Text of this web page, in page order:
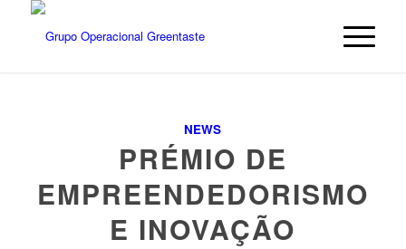
NEWS
PRÉMIO DE
EMPREENDEDORISMO
E INOVAÇÃO